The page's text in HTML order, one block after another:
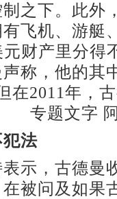
之下。此外
飞机、游艇
财产里分得
称，他的其
在2011年，
专题文字
法
，古德曼
被问及如果